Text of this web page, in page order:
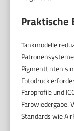
Praktische
Tankmodelle
Pigmenttinten
Fotodruck
Farbprofile und
Farbwiedergabe.
Standards wie